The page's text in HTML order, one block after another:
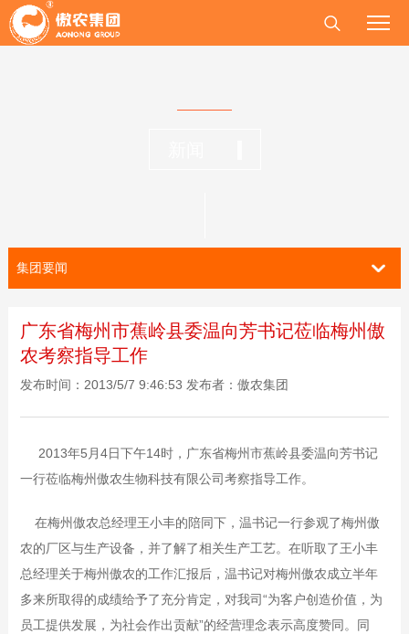
集团要闻
广东省梅州市蕉岭县委温向芳书记莅临梅州傲
农考察指导工作
发布时间：2013/5/7 9:46:53 发布者：傲农集团
2013年5月4日下午14时，广东省梅州市蕉岭县委温向芳书记
一行莅临梅州傲农生物科技有限公司考察指导工作。
在梅州傲农总经理王小丰的陪同下，温书记一行参观了梅州傲
农的厂区与生产设备，并了解了相关生产工艺。在听取了王小丰
总经理关于梅州傲农的工作汇报后，温书记对梅州傲农成立半年
多来所取得的成绩给予了充分肯定，对我司“为客户创造价值，为
员工提供发展，为社会作出贡献”的经营理念表示高度赞同。同